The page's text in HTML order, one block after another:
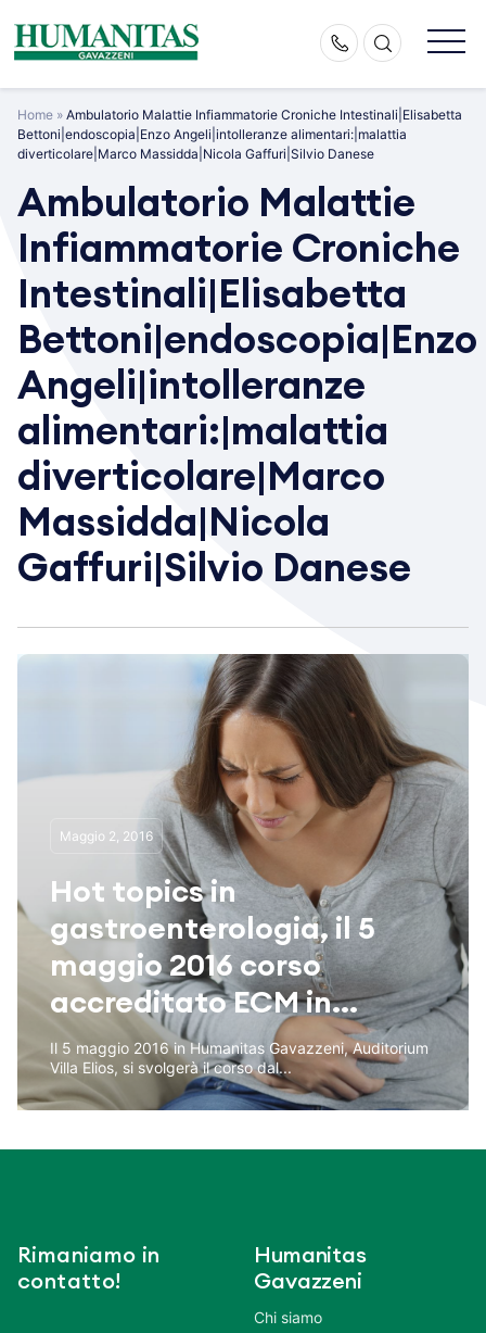
content
Home » Ambulatorio Malattie Infiammatorie Croniche Intestinali|Elisabetta
Bettoni|endoscopia|Enzo Angeli|intolleranze alimentari:|malattia
diverticolare|Marco Massidda|Nicola Gaffuri|Silvio Danese
Ambulatorio Malattie
Infiammatorie Croniche
Intestinali|Elisabetta
Bettoni|endoscopia|Enzo
Angeli|intolleranze
alimentari:|malattia
diverticolare|Marco
Massidda|Nicola
Gaffuri|Silvio Danese
Maggio 2, 2016
Hot topics in
gastroenterologia, il 5
maggio 2016 corso
accreditato ECM in...
Il 5 maggio 2016 in Humanitas Gavazzeni, Auditorium
Villa Elios, si svolgerà il corso dal...
Rimaniamo in
contatto!
Humanitas
Gavazzeni
Chi siamo